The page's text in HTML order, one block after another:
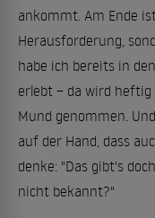
ankommt. Am Ende
Herausforderung,
habe ich bereits in
erlebt – da wird
Mund genommen.
auf der Hand, dass
denke: "Das gibt's
nicht bekannt?"